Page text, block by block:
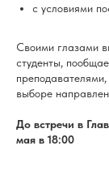
с условиями
Своими глазами
студенты,
выборе
До встречи в
мая в 18:00